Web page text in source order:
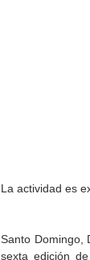
La actividad es
Santo Domingo,
sexta edición